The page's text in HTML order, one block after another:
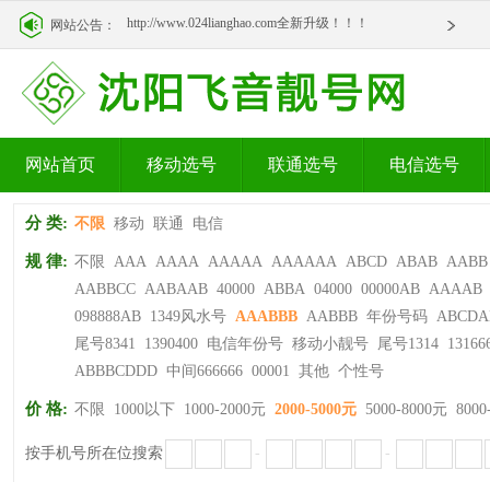
网站公告： http://www.024lianghao.com全新升级！！！
网站首页 移动选号 联通选号 电信选号
分 类: 不限 移动 联通 电信
规 律: 不限 AAA AAAA AAAAA AAAAAA ABCD ABAB AABB
AABBCC AABAAB 40000 ABBA 04000 00000AB AAAAB
098888AB 1349风水号 AAABBB AABBB 年份号码
尾号8341
1390400 电信年份号 移动小靓号 尾号1314
ABBBCDDD 中间666666 00001 其他 个性号
价 格: 不限 1000以下 1000-2000元 2000-5000元 5000-8000元
按手机号所在位搜索 - -